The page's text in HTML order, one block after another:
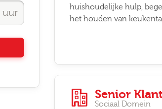
huishoudelijke hulp,
het houden van
Senior
Sociaal Domein